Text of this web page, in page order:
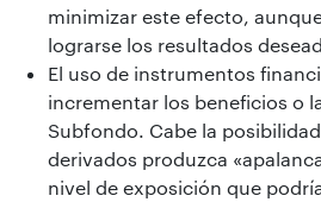
minimizar este efecto,
lograrse los resultados
El uso de instrumentos
incrementar los beneficios o
Subfondo. Cabe la
derivados produzca
nivel de exposición que